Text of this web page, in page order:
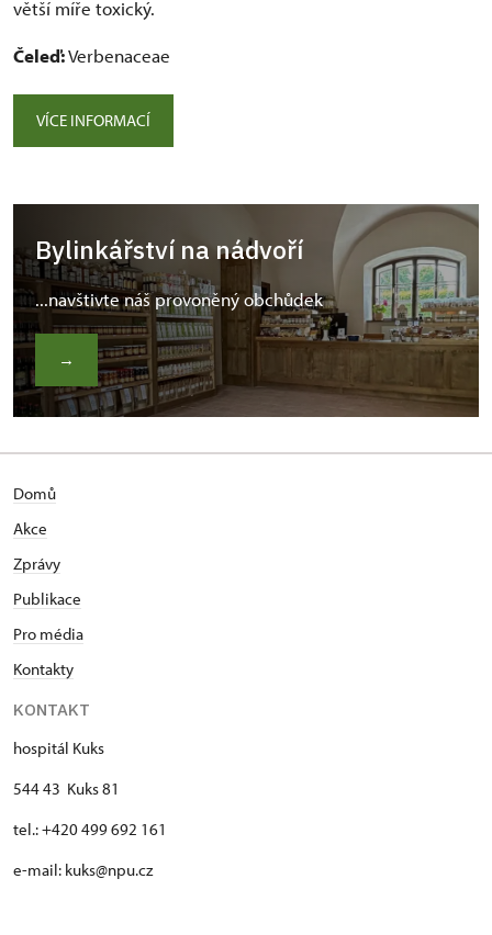
větší míře toxický.
Čeleď:Verbenaceae
VÍCE INFORMACÍ
Bylinkářství na nádvoří
...navštivte náš provoněný obchůdek
→
Domů
Akce
Zprávy
Publikace
Pro média
Kontakty
KONTAKT
hospitál Kuks
544 43 Kuks 81
tel.: +420 499 692 161
e-mail: kuks@npu.cz